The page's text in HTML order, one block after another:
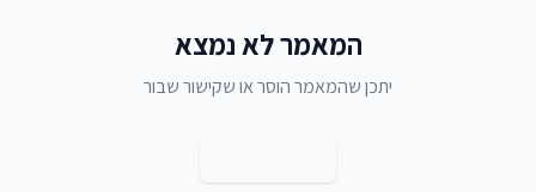
המאמר לא נמצא
יתכן שהמאמר הוסר או שקישור שבור